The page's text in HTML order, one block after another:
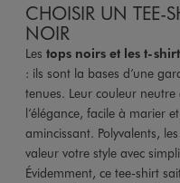
CHOISIR UN TEE-
NOIR
Les tops noirs et les t-
: ils sont la bases d’une
tenues. Leur couleur
l’élégance, facile à marier
amincissant. Polyvalents, les
valeur votre style avec
Évidemment, ce tee-shirt